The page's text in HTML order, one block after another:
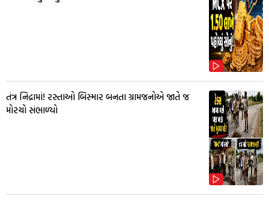
તંત્ર નિદ્રામાં! રસ્તાઓ બિસ્માર બનતા ગ્રામજનોએ જાતે જ
મોરચો સંભાળ્યો